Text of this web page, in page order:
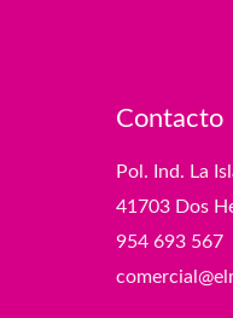
Contacto
Pol. Ind. La
41703 Dos
954 693 567